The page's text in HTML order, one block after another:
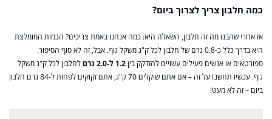
כמה חלבון צריך לצרוך ביום?
אז אחרי שהבנו מה זה חלבון, השאלה היא: כמה אנחנו באמת צריכים? הכמות המומלצת
היא בדרך כלל כ-0.8 גרם של חלבון לכל ק"ג משקל גוף. אבל, זה לא סוף הסיפור.
ספורטאים או אנשים פעילים עשויים להזדקק בין1.2 ל-2.0 גרם
לחלבון לכל ק"ג משקל
גוף. עכשיו תחשבו על זה – אם אתם שוקלים 70 ק"ג, אתם זקוקים לפחות ל-84 גרם חלבון
ביום – זה לא מעט!